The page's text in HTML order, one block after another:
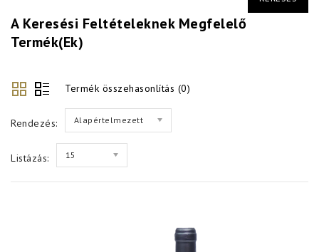
A Keresési Feltételeknek Megfelelő
Termék(ek)
Termék összehasonlítás (0)
Rendezés: Alapértelmezett
Listázás: 15